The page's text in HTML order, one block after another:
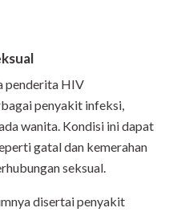
penderita HIV
penyakit infeksi,
wanita. Kondisi ini dapat
gatal dan kemerahan
seksual.
disertai penyakit